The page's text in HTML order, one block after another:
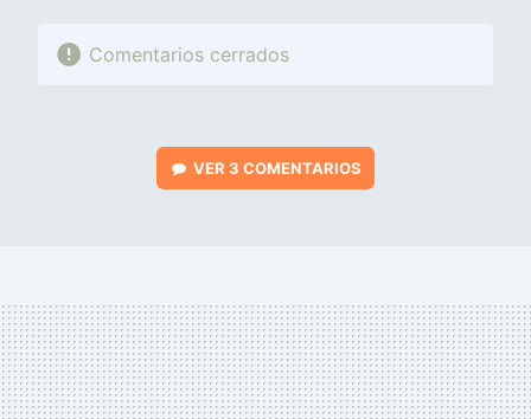
Comentarios cerrados
VER 3 COMENTARIOS